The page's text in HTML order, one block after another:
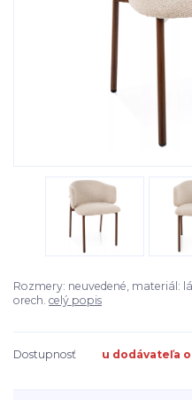
Rozmery: neuvedené, materiál:
orech. celý popis
Dostupnosť u dodávateľa